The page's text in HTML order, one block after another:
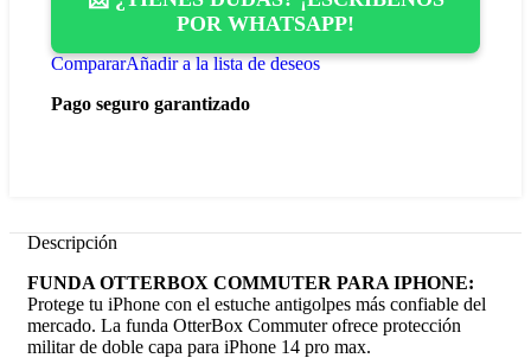
POR WHATSAPP!
CompararAñadir a la lista de deseos
Pago seguro garantizado
Descripción
FUNDA OTTERBOX COMMUTER PARA IPHONE:
Protege tu iPhone con el estuche antigolpes más confiable del
mercado. La funda OtterBox Commuter ofrece protección
militar de doble capa para iPhone 14 pro max.